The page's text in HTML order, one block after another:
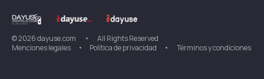
©2026dayuse.com •
All Rights Reserved
Menciones legales
• Política de privacidad • Términos y condiciones